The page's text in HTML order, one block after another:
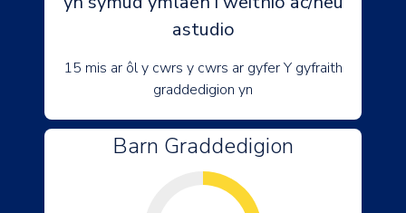
astudio
15 mis ar ôl y cwrs y cwrs ar gyfer Y gyfraith
graddedigion yn
Barn Graddedigion